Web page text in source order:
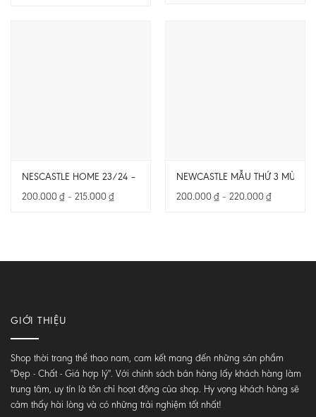
NESCASTLE HOME 23/24 – BẢN FAN – CẢ BỘ
200.000₫ – 215.000₫Khoảng
giá:
NEWCASTLE MẪU THỨ 3 MÙA
200.000₫ – 220.000₫Khoảng
giá:
GIỚI THIỆU
Shop thời trang thể thao nam, cam kết mang đến những sản phẩm
"Đẹp - Chất - Giá hợp lý". Với chính sách bán hàng lấy khách hàng làm
trung tâm, uy tín là tôn chỉ hoạt động của shop. Hy vọng khách hàng sẽ
cảm thấy hài lòng và có những trải nghiệm tốt nhất!